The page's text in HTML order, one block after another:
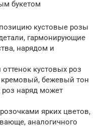
букетом
кустовые розы
гармонирующие
нарядом и
кустовых роз
кремовый, бежевый тон
наряд может
ярких цветов,
аналогичного